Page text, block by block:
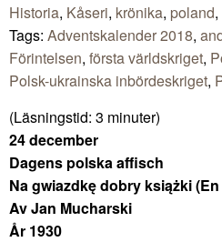
Historia, Kåseri, krönika, poland,
Tags: Adventskalender 2018,
Förintelsen, första världskriget,
Polsk-ukrainska inbördeskriget,
(Läsningstid: 3 minuter)
24 december
Dagens polska affisch
Na gwiazdkę dobry książki
Av Jan Mucharski
År 1930